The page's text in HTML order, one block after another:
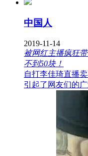
中国人
2019-11-14
被网红主播疯狂
不到50块！
自打李佳琦直播
引起了网友们的